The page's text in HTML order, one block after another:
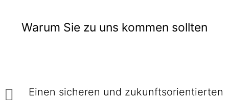
Warum Sie zu uns kommen sollten
Einen sicheren und zukunftsorientierten